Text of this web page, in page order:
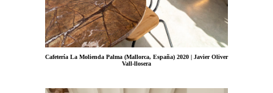
Cafetería La Molienda Palma (Mallorca, España) 2020 | Javier Oliver
Vall-llosera